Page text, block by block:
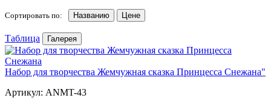
Сортировать по: Названию Цене
Таблица Галерея
Набор для творчества Жемчужная сказка Принцесса Снежана"
Артикул: ANMT-43